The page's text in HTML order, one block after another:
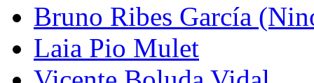
Bruno Ribes García
Laia Pio Mulet